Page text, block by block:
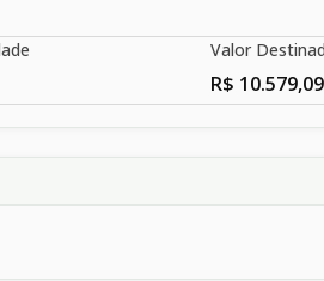
Valor
R$ 10.579,09